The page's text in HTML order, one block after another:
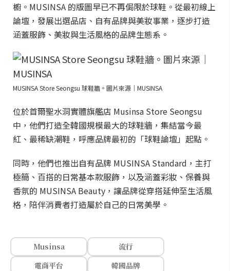
櫥。MUSINSA 的版圖早已不再侷限於球鞋。從最初線上
論壇，發展出選品店、自有品牌與美妝事業，逐步打造
涵蓋服飾、美妝與生活風格的品牌生態系。
MUSINSA Store Seongsu 球鞋牆。圖片來源｜MUSINSA
位於首爾聖水洞實體旗艦店 Musinsa Store Seongsu
中，他們打造全韓國規模最大的球鞋牆，集結當今最
紅、最稀缺潮鞋，呼應品牌最初的「球鞋論壇」起點。
同時，他們也推出自有品牌 MUSINSA Standard，主打
極簡、百搭的日常基本款服飾，以及涵蓋彩妝、保養與
香氛的 MUSINSA Beauty，讓品牌從穿搭延伸至生活風
格，陪伴消費者打造屬於自己的日常美學。
Musinsa
流行
電商平台
韓國品牌